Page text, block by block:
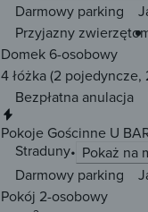
Darmowy parking
Przyjazny
Domek 6-osobowy
4 łóżka(2 pojedyncze,
Bezpłatna anulacja
Pokoje Gościnne U
Straduny
Pokaż na
Darmowy parking
Pokój 2-osobowy